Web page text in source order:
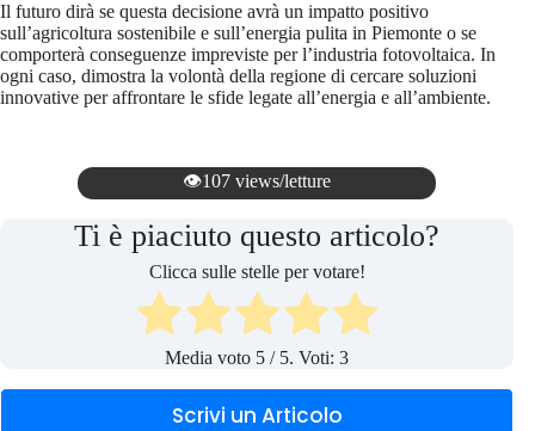
Il futuro dirà se questa decisione avrà un impatto positivo
sull’agricoltura sostenibile e sull’energia pulita in Piemonte o se
comporterà conseguenze impreviste per l’industria fotovoltaica. In
ogni caso, dimostra la volontà della regione di cercare soluzioni
innovative per affrontare le sfide legate all’energia e all’ambiente.
👁️107 views/letture
Ti è piaciuto questo articolo?
Clicca sulle stelle per votare!
Media voto 5 / 5. Voti:3
Scrivi un Articolo